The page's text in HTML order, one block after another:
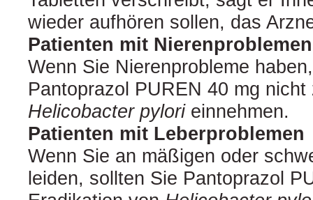
wieder aufhören sollen, das
Patienten mit Nierenproblemen
Wenn Sie Nierenprobleme
Pantoprazol PUREN 40 mg
Helicobacter pylorieinnehmen.
Patienten mit Leberproblemen
Wenn Sie an mäßigen oder
leiden, sollten Sie Pantoprazol